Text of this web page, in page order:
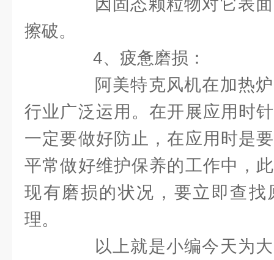
因固态颗粒物对它表面
擦破。
4、疲惫磨损：
阿美特克风机在加热炉
行业广泛运用。在开展应用时
一定要做好防止，在应用时是
平常做好维护保养的工作中，
现有磨损的状况，要立即查找
理。
以上就是小编今天为大